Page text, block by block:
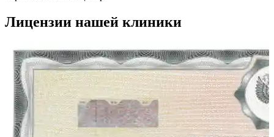
Лицензии нашей клиники